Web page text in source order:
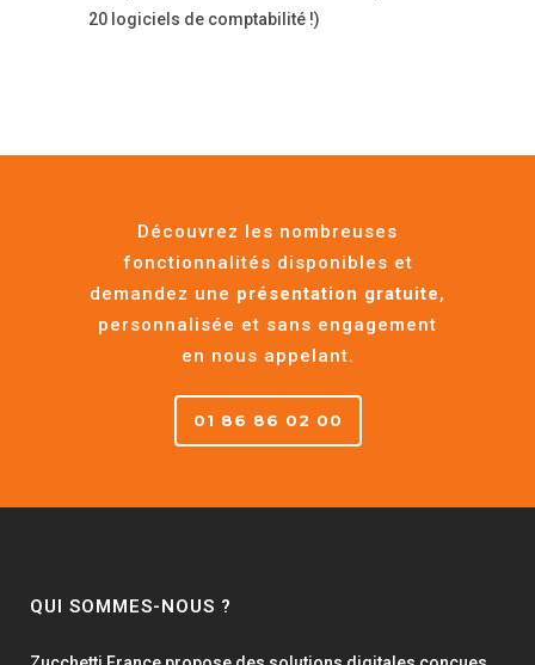
20 logiciels de comptabilité !)
Découvrez les nombreuses
fonctionnalités disponibles et
demandez une présentation gratuite,
personnalisée et sans engagement
en nous appelant.
01 86 86 02 00
QUI SOMMES-NOUS ?